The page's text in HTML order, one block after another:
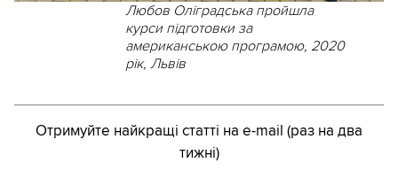
Любов Оліградська пройшла
курси підготовки за
американською програмою, 2020
рік, Львів
Отримуйте найкращі статті на e-mail (раз на два
тижні)